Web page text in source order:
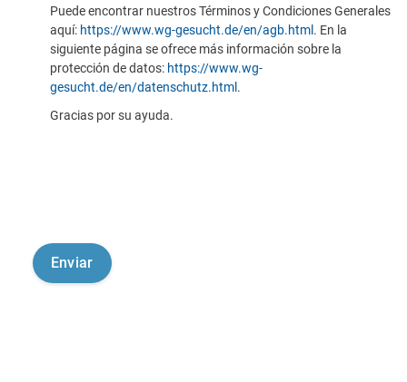
Puede encontrar nuestros Términos y Condiciones Generales
aquí: https://www.wg-gesucht.de/en/agb.html . En la
siguiente página se ofrece más información sobre la
protección de datos: https://www.wg-
gesucht.de/en/datenschutz.html .
Gracias por su ayuda.